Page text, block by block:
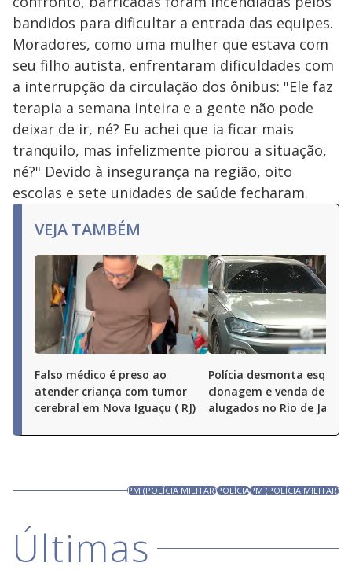
bandidos para dificultar a entrada das equipes.
Moradores, como uma mulher que estava com
seu filho autista, enfrentaram dificuldades com
a interrupção da circulação dos ônibus: "Ele faz
terapia a semana inteira e a gente não pode
deixar de ir, né? Eu achei que ia ficar mais
tranquilo, mas infelizmente piorou a situação,
né?" Devido à insegurança na região, oito
escolas e sete unidades de saúde fecharam.
VEJA TAMBÉM
Falso médico é preso ao
atender criança com tumor
cerebral em Nova Iguaçu ( RJ)
Polícia desmonta
clonagem e venda de
alugados no Rio de
PM (POLÍCIA MILITAR)POLÍCIAPM (POLÍCIA MILITAR)
Últimas